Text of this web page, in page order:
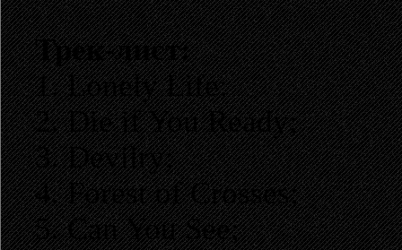
Трек-лист:
1. Lonely Life;
2. Die if You Ready;
3. Devilry;
4. Forest of Crosses;
5. Can You See;